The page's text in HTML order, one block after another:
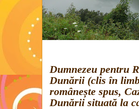
Dumnezeu pentru
Dunării (clis în
românește spus,
Dunării situată la